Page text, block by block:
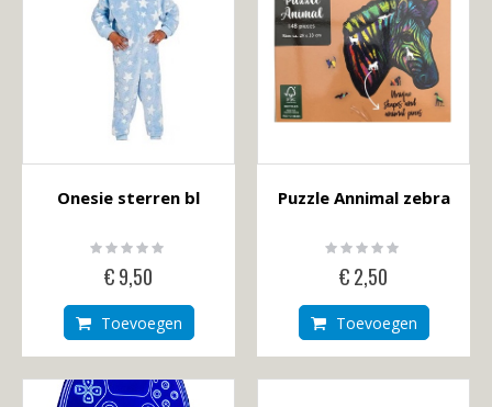
Onesie sterren bl
Rating:
€ 9,50
Toevoegen
Puzzle Annimal zebra
Rating:
€ 2,50
Toevoegen